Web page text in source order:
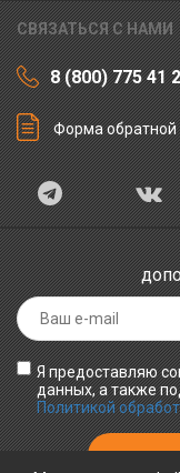
СВЯЗАТЬСЯ С НАМИ
8 (800) 775 41
Форма обратной
Я предоставляю
данных, а также
Политикой